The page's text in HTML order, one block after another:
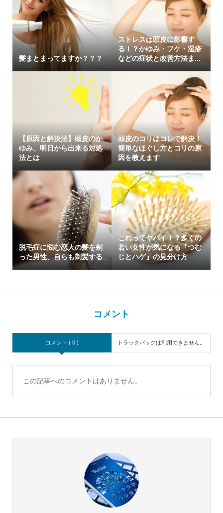
髪まとまってますか？？？
ストレスは頭皮に影響す
る！？かゆみ・フケ・湿疹
などの症状と改善方法ま...
【原因と解決法】頭皮のか
ゆみ、明日から出来る対処
法とは
頭皮のコリはコレで解決！
簡単なほぐし方とコリの原
因を教えます
脱毛症に悩む恋人の髪を剃
った男性、自らも剃髪する
これってヤバイ！？多くの
若い女性が気になる『つむ
じとハゲ』の見分け方
コメント
コメント ( 0 ) トラックバックは利用できません。
この記事へのコメントはありません。